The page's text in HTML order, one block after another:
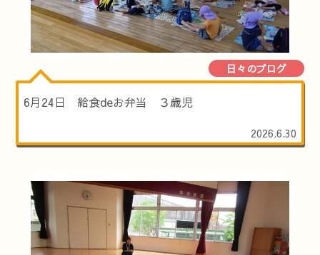
日々のブログ
6月24日 給食deお弁当 ３歳児
2026.6.30